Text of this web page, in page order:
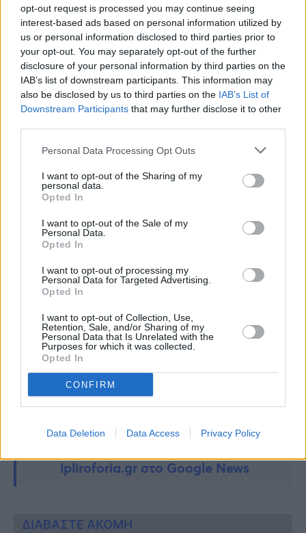
opt-out request is processed you may continue seeing
interest-based ads based on personal information utilized by
us or personal information disclosed to third parties prior to
your opt-out. You may separately opt-out of the further
disclosure of your personal information by third parties on the
IAB’s list of downstream participants. This information may
also be disclosed by us to third parties on the IAB’s List of
Downstream Participants that may further disclose it to other
Personal Data Processing Opt Outs
I want to opt-out of the Sharing of my
personal data.
Opted In
I want to opt-out of the Sale of my
Personal Data.
Opted In
I want to opt-out of processing my
Personal Data for Targeted Advertising.
Opted In
I want to opt-out of Collection, Use,
Retention, Sale, and/or Sharing of my
Personal Data that Is Unrelated with the
Purposes for which it was collected.
Opted In
CONFIRM
Data Deletion Data Access Privacy Policy
«Από την εντατική του κρατικού
νοσοκομείου Λευκωσίας τους χαιρετισμούς
μου. Πάω καλά. Οι Κύπριοι είναι πολύ
μπροστά στο ΕΣΥ. Ταχύτατοι,
αποτελεσματικοί» έγραψε στην ανάρτησή
παράλληλα και μία φωτογραφία μέσα από το
νοσοκομείο.
ευχηθούν περαστικά.
TAGS:
ΗΛΙΑΣ ΜΑΜΑΛΑΚΗΣ
ΗΛΙΑΣ ΜΑΜΑΛΑΚΗΣ ΕΝΤΑΤΙΚΗ
ipliroforia.gr στο Google News
ΔΙΑΒΑΣΤΕ ΑΚΟΜΗ